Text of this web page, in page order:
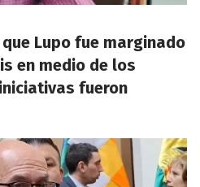
Lupo fue marginado
en medio de los
fueron